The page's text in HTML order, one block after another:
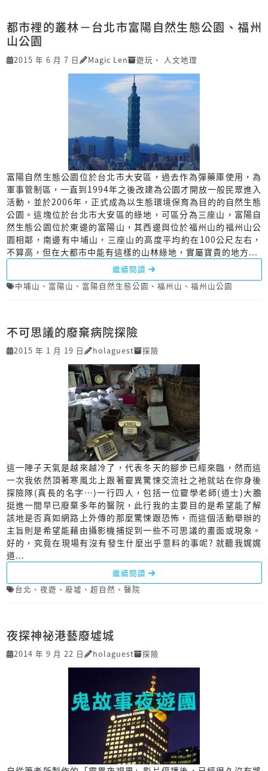
都市裡的叢林－台北市富陽自然生態公園、福州
山公園
2015 年 6 月 7 日 Magic Len 遊玩 、 人文地理
富陽自然生態公園位於台北市大安區，過去作為彈藥庫使用，為
軍事管制區，一直到1994年之後改建為公園才開放一般民眾進入
活動，並於2006年，正式成為以生態環境保育為目的的自然生態
公園。這塊位於台北市大安區的綠地，可區分為三座山，富陽自
然生態公園位於東邊的富陽山，其西邊與位於福州山的福州山公
園相鄰，南邊有中埔山，三座山的高度平均約在100公尺左右，
不算高，但在大都市中能有這樣的山林綠地，實屬寶貴的地方...
繼續閱讀
中埔山 、 富陽山 、 富陽自然生態公園 、 福州山 、 福州山公園
不可思議的廢棄病院探險
2015 年 1 月 19 日 holaguest 探險
這一陣子天氣是越來越冷了，代表冬天的腳步已經來臨，然而這
一次我依然頂著寒風北上跟著靈異驚悚交流社之祂就站在你身後
探險隊(真長的名字…)一行四人，包括一位靈學老師(道士)大膽
挺進一間早已廢棄多年的醫院，此行我的主要目的是希望能了解
該地是否真如網路上外傳的那麼驚悚跟恐怖，而這個活動舉辦的
主旨則是希望能藉由攝影機捕捉到一些不可思議的畫面或現象。
好的，究竟在現場有沒有發生什麼出乎意料的事呢? 就聽我娓娓
道...
繼續閱讀
台北 、 夜遊 、 廢墟 、 超自然 、 醫院
夜探神祕港藝廢墟城
2014 年 9 月 22 日 holaguest 探險